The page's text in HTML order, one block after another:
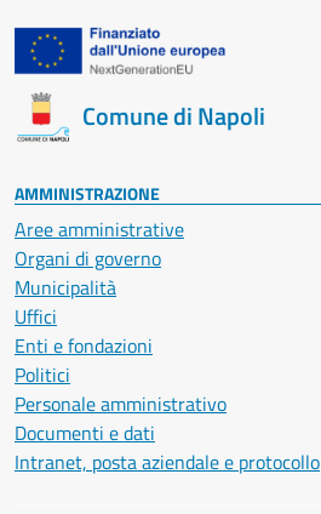
Comune di Napoli
AMMINISTRAZIONE
Aree amministrative
Organi di governo
Municipalità
Uffici
Enti e fondazioni
Politici
Personale amministrativo
Documenti e dati
Intranet, posta aziendale e protocollo